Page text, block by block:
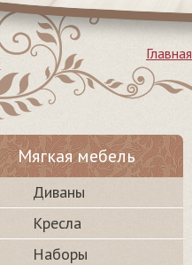
Главная
Мягкая мебель
Диваны
Кресла
Наборы